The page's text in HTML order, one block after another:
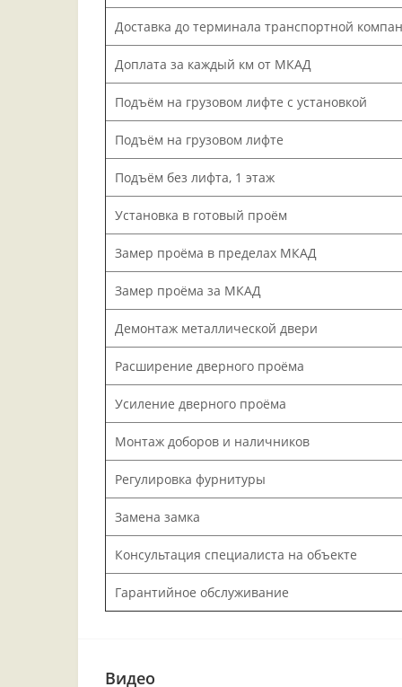
Доставка до терминала транспортной
Доплата за каждый км от МКАД
Подъём на грузовом лифте с установкой
Подъём на грузовом лифте
Подъём без лифта, 1 этаж
Установка в готовый проём
Замер проёма в пределах МКАД
Замер проёма за МКАД
Демонтаж металлической двери
Расширение дверного проёма
Усиление дверного проёма
Монтаж доборов и наличников
Регулировка фурнитуры
Замена замка
Консультация специалиста на объекте
Гарантийное обслуживание
Видео